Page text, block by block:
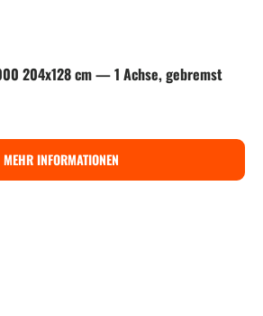
204x128 cm — 1 Achse, gebremst
MEHR INFORMATIONEN